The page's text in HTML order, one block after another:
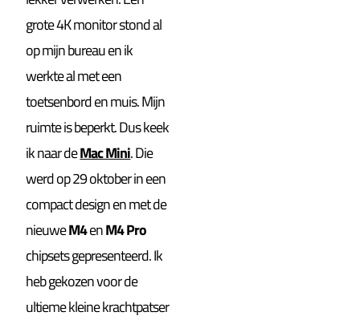
grote 4K monitor stond al
op mijn bureau en ik
werkte al met een
toetsenbord en muis. Mijn
ruimte is beperkt. Dus keek
ik naar deMac Mini. Die
werd op 29 oktober in een
compact design en met de
nieuweM4enM4 Pro
chipsets gepresenteerd. Ik
heb gekozen voor de
ultieme kleine krachtpatser